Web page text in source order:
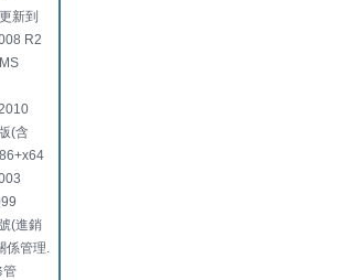
新到
R2
(含
(進銷
係管理.
管